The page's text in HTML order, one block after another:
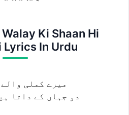
Ki Shaan Hi
Lyrics In Urdu
میرے کملی
دو جہاں کے داتا